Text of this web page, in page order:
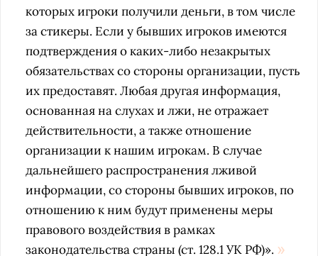
которых игроки получили деньги, в том числе
за стикеры. Если у бывших игроков имеются
подтверждения о каких-либо незакрытых
обязательствах со стороны организации, пусть
их предоставят. Любая другая информация,
основанная на слухах и лжи, не отражает
действительности, а также отношение
организации к нашим игрокам. В случае
дальнейшего распространения лживой
информации, со стороны бывших игроков, по
отношению к ним будут применены меры
правового воздействия в рамках
законодательства страны (ст. 128.1 УК РФ)».